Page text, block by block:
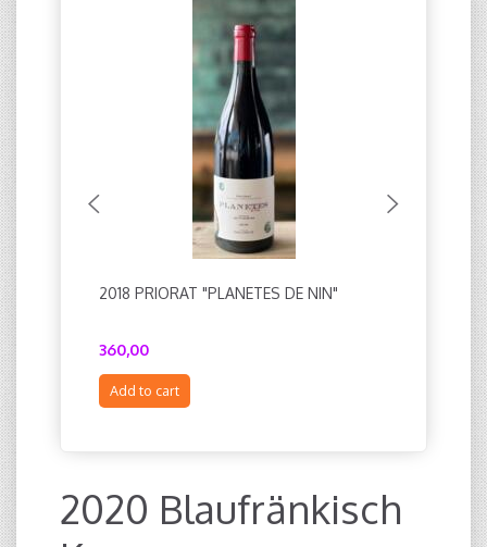
2018 PRIORAT "PLANETES DE NIN"
360,00
Add to cart
2019
Add to
2020 Blaufränkisch